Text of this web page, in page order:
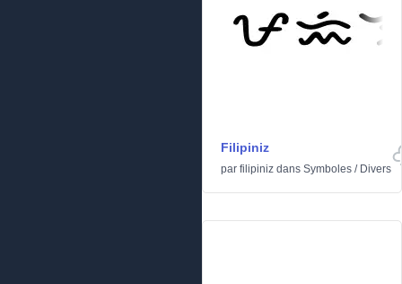
Filipiniz
par filipiniz dans Symboles / Divers